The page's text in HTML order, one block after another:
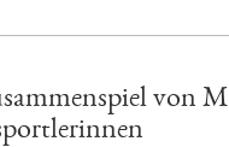
von